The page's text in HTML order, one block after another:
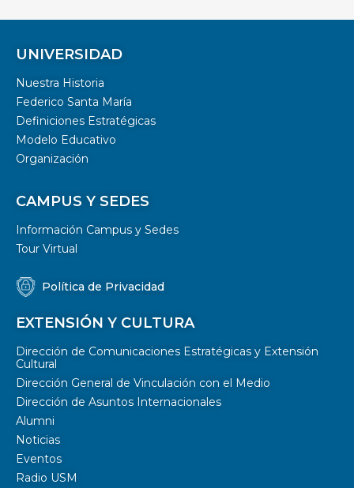
UNIVERSIDAD
Nuestra Historia
Federico Santa María
Definiciones Estratégicas
Modelo Educativo
Organización
CAMPUS Y SEDES
Información Campus y Sedes
Tour Virtual
Política de Privacidad
EXTENSIÓN Y CULTURA
Dirección de Comunicaciones Estratégicas y Extensión
Cultural
Dirección General de Vinculación con el Medio
Dirección de Asuntos Internacionales
Alumni
Noticias
Eventos
Radio USM